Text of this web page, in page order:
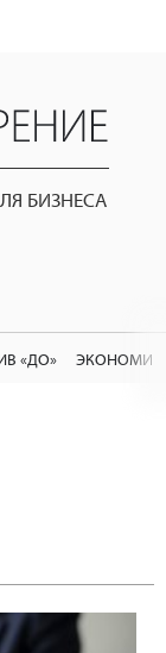
БИЗНЕСА
«ДО»